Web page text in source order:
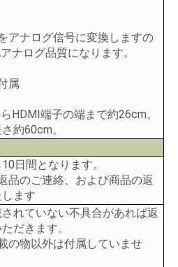
アナログ信号に変換しますの
ナログ品質になります。
属
HDMI端子の端まで約26cm。
約60cm。
日間となります。
品のご連絡、および商品の返
ます
れていない不具合があれば返
だきます。
の物以外は付属していませ